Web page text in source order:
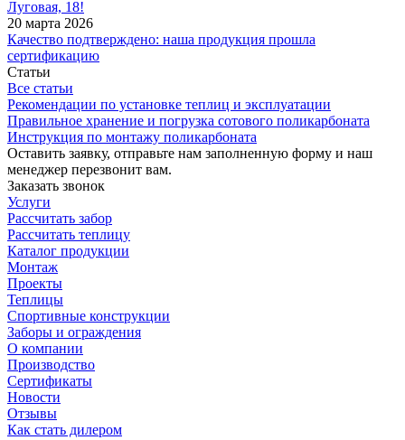
Луговая, 18!
20 марта 2026
Качество подтверждено: наша продукция прошла
сертификацию
Статьи
Все статьи
Рекомендации по установке теплиц и эксплуатации
Правильное хранение и погрузка сотового поликарбоната
Инструкция по монтажу поликарбоната
Оставить заявку, отправьте нам заполненную форму и наш
менеджер перезвонит вам.
Заказать звонок
Услуги
Рассчитать забор
Рассчитать теплицу
Каталог продукции
Монтаж
Проекты
Теплицы
Спортивные конструкции
Заборы и ограждения
О компании
Производство
Сертификаты
Новости
Отзывы
Как стать дилером